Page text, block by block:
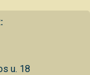
u. 18